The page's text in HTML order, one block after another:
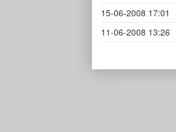
15-06-2008 17:01
11-06-2008 13:26